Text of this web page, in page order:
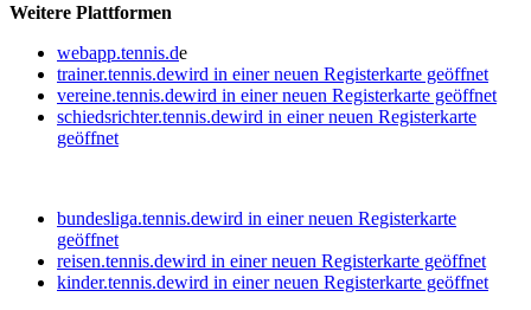
Weitere Plattformen
webapp.tennis.de
trainer.tennis.dewird in einer neuen Registerkarte geöffnet
vereine.tennis.dewird in einer neuen Registerkarte geöffnet
schiedsrichter.tennis.dewird in einer neuen Registerkarte
geöffnet
bundesliga.tennis.dewird in einer neuen Registerkarte
geöffnet
reisen.tennis.dewird in einer neuen Registerkarte geöffnet
kinder.tennis.dewird in einer neuen Registerkarte geöffnet